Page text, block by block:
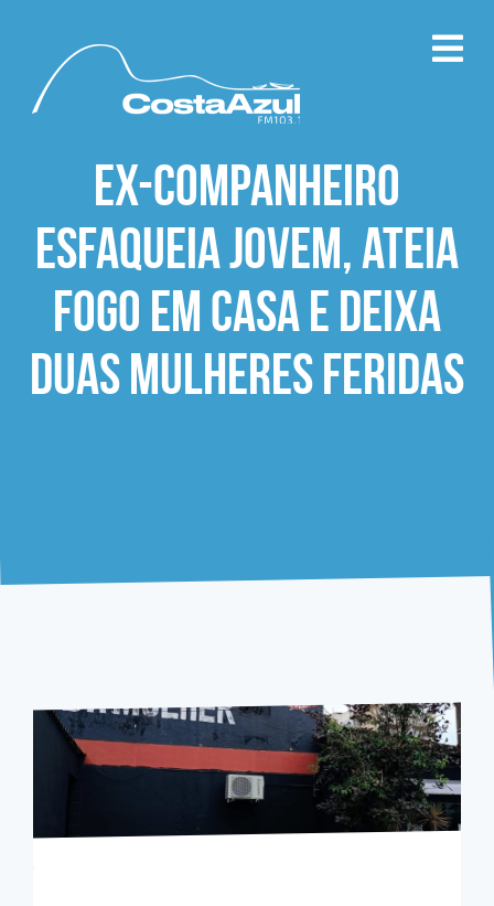
Ex-companheiro
esfaqueia jovem, ateia
fogo em casa e deixa
duas mulheres feridas